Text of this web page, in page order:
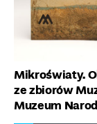
Mikroświaty.
ze zbiorów
Muzeum